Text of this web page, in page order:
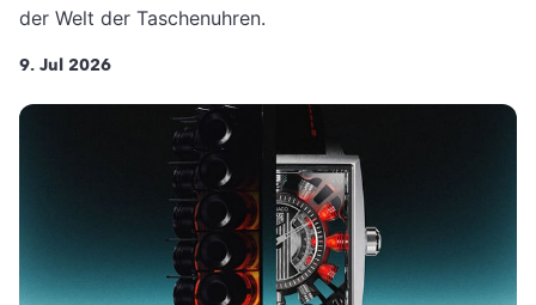
der Welt der Taschenuhren.
9. Jul 2026